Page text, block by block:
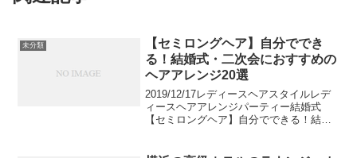
未分類
【セミロングヘア】自分ででき
る！結婚式・二次会におすすめの
ヘアアレンジ20選
2019/12/17レディースヘアスタイルレデ
ィースヘアアレンジパーティー結婚式
【セミロングヘア】自分でできる！結婚